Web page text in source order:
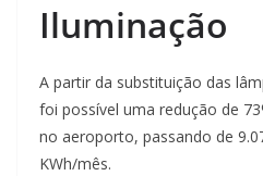
Iluminação
A partir da substituição das
foi possível uma redução de
no aeroporto, passando de
KWh/mês.